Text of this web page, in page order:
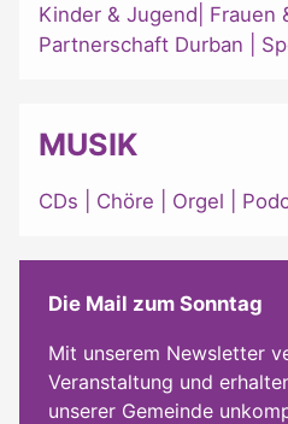
Kinder & Jugend Frauen
Partnerschaft Durban
MUSIK
CDs Chöre Orgel
Die Mail zum Sonntag
Mit unserem Newsletter
Veranstaltung und
unserer Gemeinde